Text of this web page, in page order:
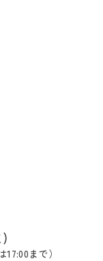
まで）